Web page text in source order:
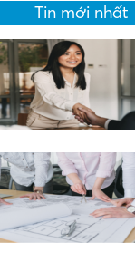
Tin mới nhất